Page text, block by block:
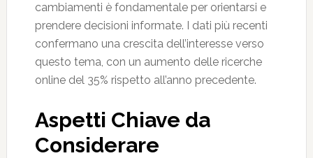
cambiamenti è fondamentale per orientarsi e
prendere decisioni informate. I dati più recenti
confermano una crescita dell’interesse verso
questo tema, con un aumento delle ricerche
online del 35% rispetto all’anno precedente.
Aspetti Chiave da
Considerare